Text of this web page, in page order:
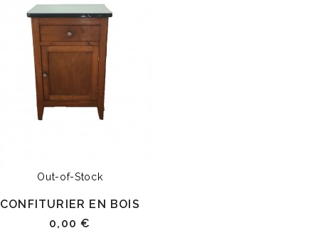
Out-of-Stock
CONFITURIER EN BOIS
0,00 €